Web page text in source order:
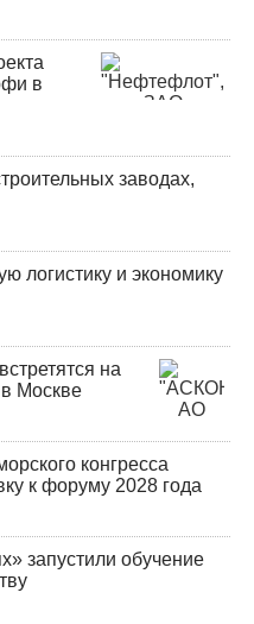
в
заводах,
логистику и экономику
на
Москве
конгресса
к форуму 2028 года
запустили обучение